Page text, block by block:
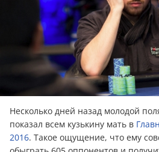
Несколько дней назад молодой
показал всем кузькину мать в
2016. Такое ощущение, что ему